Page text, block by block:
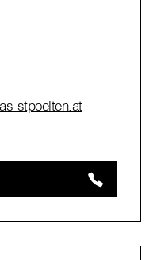
stpoelten.at